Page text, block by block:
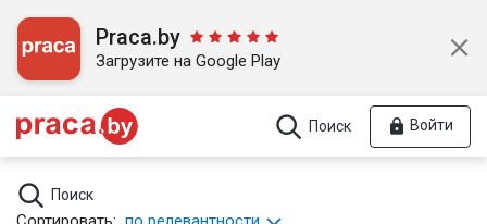
Praca.by
Загрузите на Google Play
Поиск Войти
Поиск